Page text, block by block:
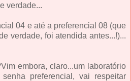
verdade...
04 e até a preferencial 08 (que
verdade, foi atendida antes...!)...
embora, claro...um laboratório
preferencial, vai respeitar